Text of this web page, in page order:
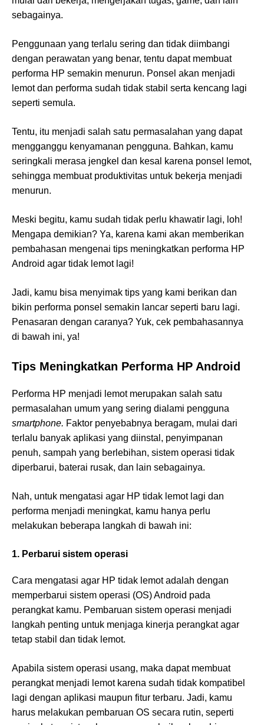
sebagainya.
Penggunaan yang terlalu sering dan tidak diimbangi
dengan perawatan yang benar, tentu dapat membuat
performa HP semakin menurun. Ponsel akan menjadi
lemot dan performa sudah tidak stabil serta kencang lagi
seperti semula.
Tentu, itu menjadi salah satu permasalahan yang dapat
mengganggu kenyamanan pengguna. Bahkan, kamu
seringkali merasa jengkel dan kesal karena ponsel lemot,
sehingga membuat produktivitas untuk bekerja menjadi
menurun.
Meski begitu, kamu sudah tidak perlu khawatir lagi, loh!
Mengapa demikian? Ya, karena kami akan memberikan
pembahasan mengenai tips meningkatkan performa HP
Android agar tidak lemot lagi!
Jadi, kamu bisa menyimak tips yang kami berikan dan
bikin performa ponsel semakin lancar seperti baru lagi.
Penasaran dengan caranya? Yuk, cek pembahasannya
di bawah ini, ya!
Tips Meningkatkan Performa HP Android
Performa HP menjadi lemot merupakan salah satu
permasalahan umum yang sering dialami pengguna
smartphone. Faktor penyebabnya beragam, mulai dari
terlalu banyak aplikasi yang diinstal, penyimpanan
penuh, sampah yang berlebihan, sistem operasi tidak
diperbarui, baterai rusak, dan lain sebagainya.
Nah, untuk mengatasi agar HP tidak lemot lagi dan
performa menjadi meningkat, kamu hanya perlu
melakukan beberapa langkah di bawah ini:
1. Perbarui sistem operasi
Cara mengatasi agar HP tidak lemot adalah dengan
memperbarui sistem operasi (OS) Android pada
perangkat kamu. Pembaruan sistem operasi menjadi
langkah penting untuk menjaga kinerja perangkat agar
tetap stabil dan tidak lemot.
Apabila sistem operasi usang, maka dapat membuat
perangkat menjadi lemot karena sudah tidak kompatibel
lagi dengan aplikasi maupun fitur terbaru. Jadi, kamu
harus melakukan pembaruan OS secara rutin, seperti